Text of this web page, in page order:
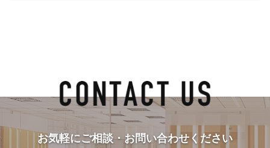
お気軽にご相談・お問い合わせください